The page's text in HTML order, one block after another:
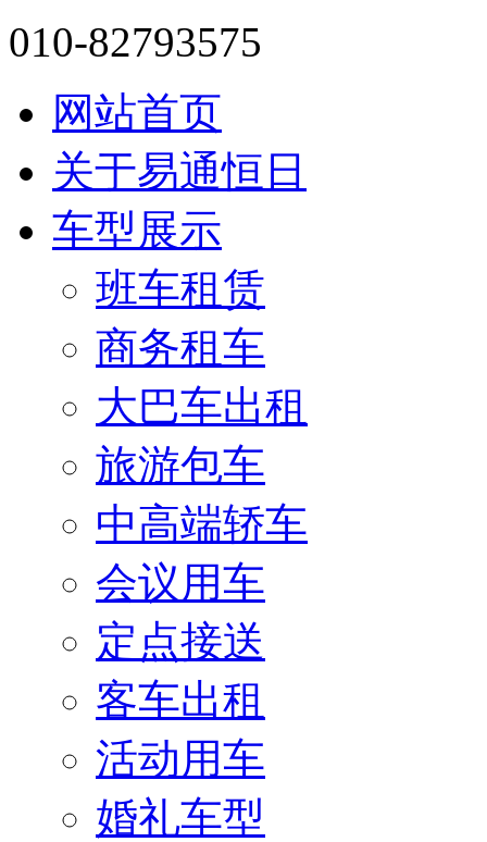
010-82793575
网站首页
关于易通恒日
车型展示
班车租赁
商务租车
大巴车出租
旅游包车
中高端轿车
会议用车
定点接送
客车出租
活动用车
婚礼车型